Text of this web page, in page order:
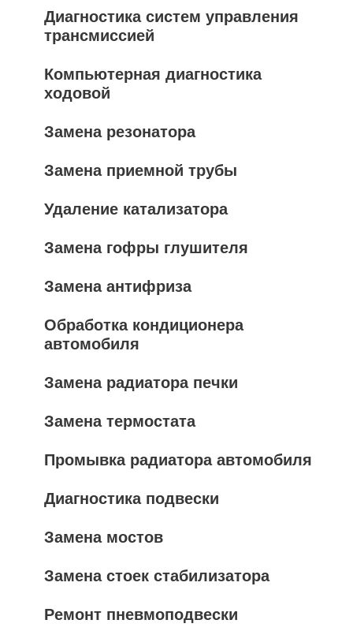
Диагностика систем управления
трансмиссией
Компьютерная диагностика
ходовой
Замена резонатора
Замена приемной трубы
Удаление катализатора
Замена гофры глушителя
Замена антифриза
Обработка кондиционера
автомобиля
Замена радиатора печки
Замена термостата
Промывка радиатора автомобиля
Диагностика подвески
Замена мостов
Замена стоек стабилизатора
Ремонт пневмоподвески